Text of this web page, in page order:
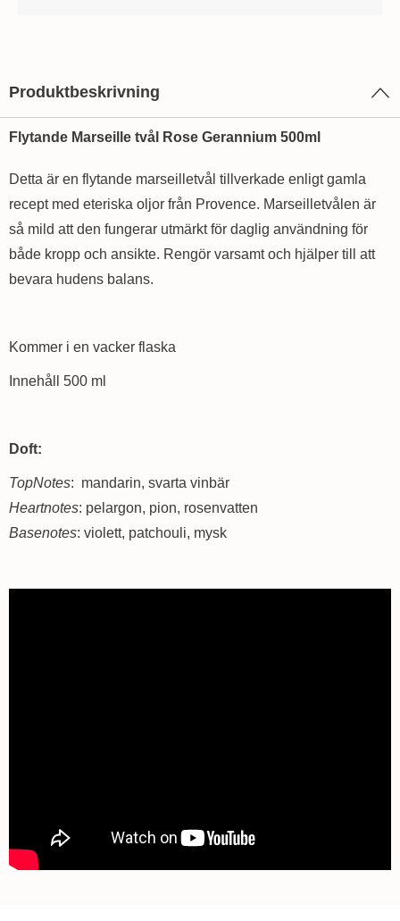
Produktbeskrivning
Flytande Marseille tvål Rose Gerannium 500ml
Detta är en flytande marseilletvål tillverkade enligt gamla
recept med eteriska oljor från Provence. Marseilletvålen är
så mild att den fungerar utmärkt för daglig användning för
både kropp och ansikte. Rengör varsamt och hjälper till att
bevara hudens balans.
Kommer i en vacker flaska
Innehåll 500 ml
Doft:
TopNotes: mandarin, svarta vinbär
Heartnotes: pelargon, pion, rosenvatten
Basenotes: violett, patchouli, mysk